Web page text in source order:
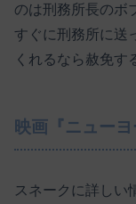
のは刑務所長のボ
すぐに刑務所に送
くれるなら赦免す
映画『ニュー
スネークに詳しい